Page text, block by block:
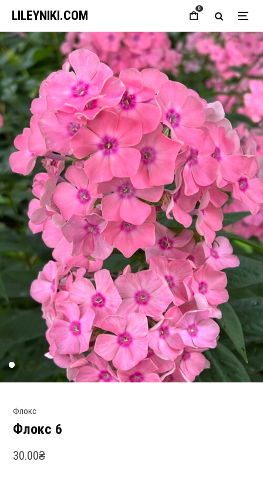
LILEYNIKI.COM 0
Флокс
Флокс 6
30.00₴